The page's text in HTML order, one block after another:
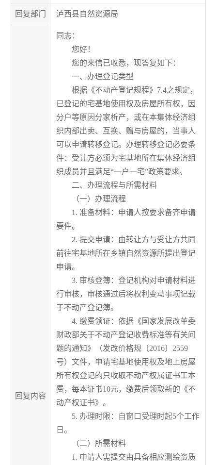
回复部门 泸西县自然资源局
回复内容
同志：
您好！
您的来信已收悉，现答复如下：
一、办理登记类型
根据《不动产登记规程》7.4之规定，
已登记的宅基地使用权及房屋所有权，因
分户等原因分家析产，或在本集体经济组
织内部出卖、互换、赠与房屋的，当事人
可以申请转移登记。办理转移登记必要条
件：受让方必须为宅基地所在集体经济组
织成员并且满足“一户一宅”政策要求。
二、办理流程与所需材料
（一）办理流程
1. 准备材料：申请人按要求备齐申请
要件。
2. 提交申请：由转让方与受让方共同
前往宅基地所在乡镇自然资源所提出登记
申请。
3. 审核登簿：登记机构对申请材料进
行审核，审核通过后将权利变动事项记载
于不动产登记簿。
4. 缴费领证：依据《国家发展改革委
财政部关于不动产登记收费标准等有关问
题的通知》（发改价格规〔2016〕2559
号）文件，申请宅基地使用权及地上房屋
所有权登记的只收取不动产权属证书工本
费，每本证书10元，缴费后领取新的《不
动产权证书》。
5. 办理时限：自窗口受理时起5个工作
日。
（二）所需材料
1. 申请人需提交由具备相应测绘资质